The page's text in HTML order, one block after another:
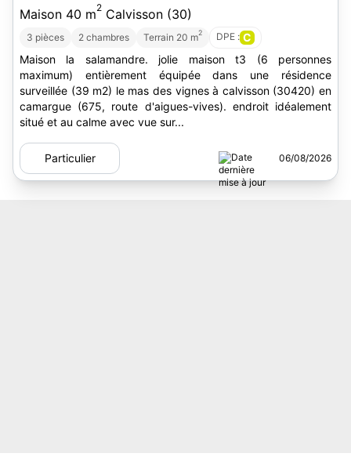
Maison 40 m2 Calvisson (30)
3 pièces 2 chambres Terrain 20 m2 DPE : C
Maison la salamandre. jolie maison t3 (6 personnes
maximum) entièrement équipée dans une résidence
surveillée (39 m2) le mas des vignes à calvisson (30420) en
camargue (675, route d'aigues-vives). endroit idéalement
situé et au calme avec vue sur...
Particulier 06/08/2026